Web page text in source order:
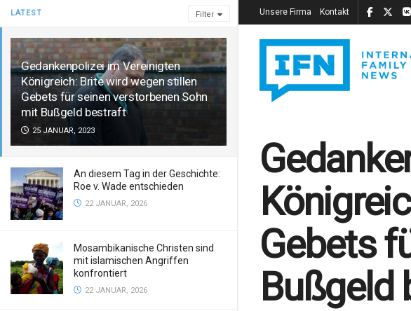
LATEST Filter
Gedankenpolizei im Vereinigten
Königreich: Brite wird wegen stillen
Gebets für seinen verstorbenen Sohn
mit Bußgeld bestraft
25 JANUAR, 2023
An diesem Tag in der Geschichte:
Roe v. Wade entschieden
22 JANUAR, 2026
Mosambikanische Christen sind
mit islamischen Angriffen
konfrontiert
22 JANUAR, 2026
Unsere Firma Kontakt
Gebets
Bußgeld